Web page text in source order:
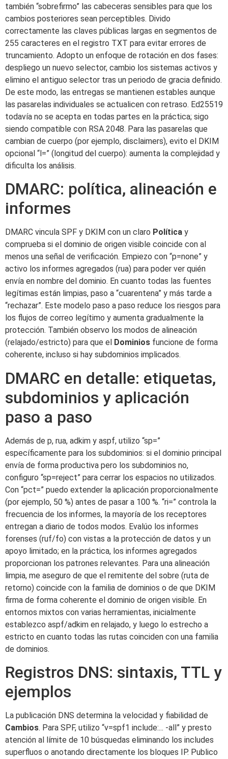
también “sobrefirmo” las cabeceras sensibles para que los
cambios posteriores sean perceptibles. Divido
correctamente las claves públicas largas en segmentos de
255 caracteres en el registro TXT para evitar errores de
truncamiento. Adopto un enfoque de rotación en dos fases:
despliego un nuevo selector, cambio los sistemas activos y
elimino el antiguo selector tras un periodo de gracia definido.
De este modo, las entregas se mantienen estables aunque
las pasarelas individuales se actualicen con retraso. Ed25519
todavía no se acepta en todas partes en la práctica; sigo
siendo compatible con RSA 2048. Para las pasarelas que
cambian de cuerpo (por ejemplo, disclaimers), evito el DKIM
opcional “l=” (longitud del cuerpo): aumenta la complejidad y
dificulta los análisis.
DMARC: política, alineación e
informes
DMARC vincula SPF y DKIM con un claro Política y
comprueba si el dominio de origen visible coincide con al
menos una señal de verificación. Empiezo con “p=none” y
activo los informes agregados (rua) para poder ver quién
envía en nombre del dominio. En cuanto todas las fuentes
legítimas están limpias, paso a “cuarentena” y más tarde a
“rechazar”. Este modelo paso a paso reduce los riesgos para
los flujos de correo legítimo y aumenta gradualmente la
protección. También observo los modos de alineación
(relajado/estricto) para que el
Dominios funcione de forma
coherente, incluso si hay subdominios implicados.
DMARC en detalle: etiquetas,
subdominios y aplicación
paso a paso
Además de p, rua, adkim y aspf, utilizo “sp=”
específicamente para los subdominios: si el dominio principal
envía de forma productiva pero los subdominios no,
configuro “sp=reject” para cerrar los espacios no utilizados.
Con “pct=” puedo extender la aplicación proporcionalmente
(por ejemplo, 50 %) antes de pasar a 100 %. “ri=” controla la
frecuencia de los informes, la mayoría de los receptores
entregan a diario de todos modos. Evalúo los informes
forenses (ruf/fo) con vistas a la protección de datos y un
apoyo limitado; en la práctica, los informes agregados
proporcionan los patrones relevantes. Para una alineación
limpia, me aseguro de que el remitente del sobre (ruta de
retorno) coincide con la familia de dominios o de que DKIM
firma de forma coherente el dominio de origen visible. En
entornos mixtos con varias herramientas, inicialmente
establezco aspf/adkim en relajado, y luego lo estrecho a
estricto en cuanto todas las rutas coinciden con una familia
de dominios.
Registros DNS: sintaxis, TTL y
ejemplos
La publicación DNS determina la velocidad y fiabilidad de
Cambios. Para SPF, utilizo “v=spf1 include:... -all” y presto
atención al límite de 10 búsquedas eliminando los includes
superfluos o anotando directamente los bloques IP. Publico